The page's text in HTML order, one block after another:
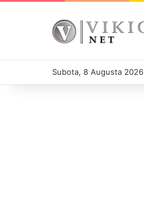
Subota, 8 Augusta 2026